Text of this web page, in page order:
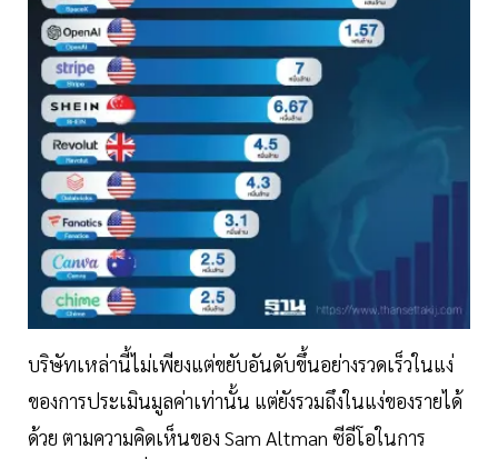
บริษัทเหล่านี้ไม่เพียงแต่ขยับอันดับขึ้นอย่างรวดเร็วในแง่
ของการประเมินมูลค่าเท่านั้น แต่ยังรวมถึงในแง่ของรายได้
ด้วย ตามความคิดเห็นของ Sam Altman ซีอีโอในการ